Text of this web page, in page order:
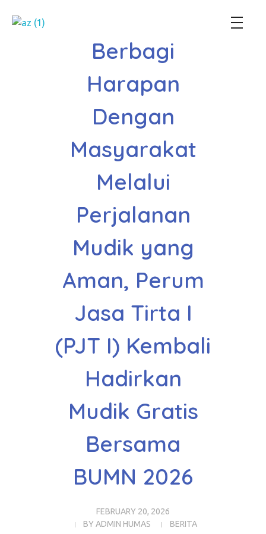
Berbagi
Harapan
Dengan
Masyarakat
Melalui
Perjalanan
Mudik yang
Aman, Perum
Jasa Tirta I
(PJT I) Kembali
Hadirkan
Mudik Gratis
Bersama
BUMN 2026
FEBRUARY 20, 2026
BY ADMIN HUMAS BERITA